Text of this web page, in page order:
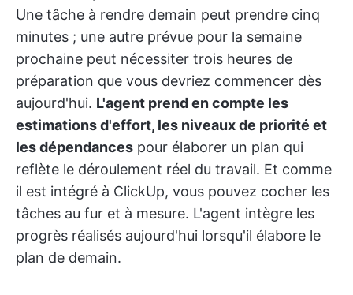
Une tâche à rendre demain peut prendre cinq
minutes ; une autre prévue pour la semaine
prochaine peut nécessiter trois heures de
préparation que vous devriez commencer dès
aujourd'hui. L'agent prend en compte les
estimations d'effort, les niveaux de priorité et
les dépendances pour élaborer un plan qui
reflète le déroulement réel du travail. Et comme
il est intégré à ClickUp, vous pouvez cocher les
tâches au fur et à mesure. L'agent intègre les
progrès réalisés aujourd'hui lorsqu'il élabore le
plan de demain.